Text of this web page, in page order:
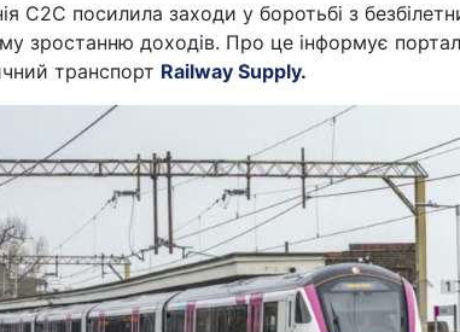
C2C посилила заходи у боротьбі з
зростанню доходів. Про це інформує
транспорт Railway Supply.